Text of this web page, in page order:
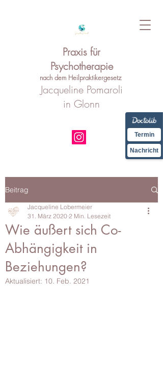
Termin
Nachricht
Praxis für
Psychotherapie
nach dem Heilpraktikergesetz
Jacqueline Pomaroli
in Glonn
Beitrag
Wie äußert sich Co-
Abhängigkeit in
Beziehungen?
Jacqueline Lobermeier
31. März 2020 2 Min. Lesezeit
Aktualisiert: 10. Feb. 2021